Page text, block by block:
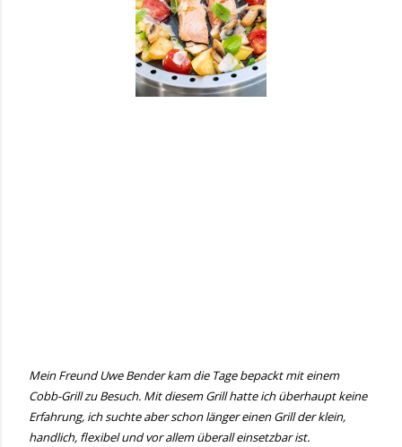
Mein Freund Uwe Bender kam die Tage bepackt mit einem
Cobb-Grill zu Besuch. Mit diesem Grill hatte ich überhaupt keine
Erfahrung, ich suchte aber schon länger einen Grill der klein,
handlich, flexibel und vor allem überall einsetzbar ist.